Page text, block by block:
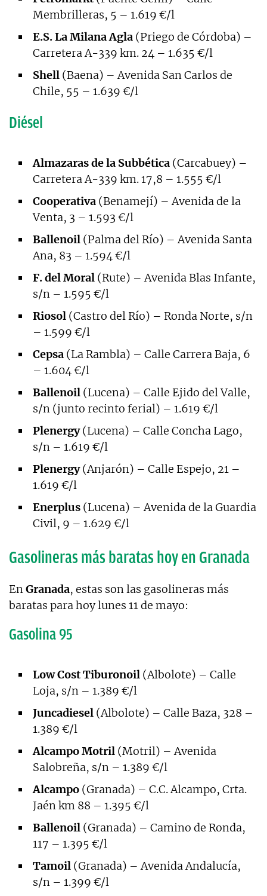
Membrilleras, 5 – 1.619 €/l
E.S. La Milana Agla (Priego de Córdoba) –
Carretera A-339 km. 24 – 1.635 €/l
Shell (Baena) – Avenida San Carlos de
Chile, 55 – 1.639 €/l
Diésel
Almazaras de la Subbética (Carcabuey) –
Carretera A-339 km. 17,8 – 1.555 €/l
Cooperativa (Benamejí) – Avenida de la
Venta, 3 – 1.593 €/l
Ballenoil (Palma del Río) – Avenida Santa
Ana, 83 – 1.594 €/l
F. del Moral (Rute) – Avenida Blas Infante,
s/n – 1.595 €/l
Riosol (Castro del Río) – Ronda Norte, s/n
– 1.599 €/l
Cepsa (La Rambla) – Calle Carrera Baja, 6
– 1.604 €/l
Ballenoil (Lucena) – Calle Ejido del Valle,
s/n (junto recinto ferial) – 1.619 €/l
Plenergy(Lucena) – Calle Concha Lago,
s/n – 1.619 €/l
Plenergy(Anjarón) – Calle Espejo, 21 –
1.619 €/l
Enerplus (Lucena) – Avenida de la Guardia
Civil, 9 – 1.629 €/l
Gasolineras más baratas hoy en Granada
EnGranada, estas son las gasolineras más
baratas para hoy lunes 11 de mayo:
Gasolina 95
Low Cost Tiburonoil (Albolote) – Calle
Loja, s/n – 1.389 €/l
Juncadiesel (Albolote) – Calle Baza, 328 –
1.389 €/l
Alcampo Motril (Motril) – Avenida
Salobreña, s/n – 1.389 €/l
Alcampo (Granada) – C.C. Alcampo, Crta.
Jaén km 88 – 1.395 €/l
Ballenoil (Granada) – Camino de Ronda,
117 – 1.395 €/l
Tamoil (Granada) – Avenida Andalucía,
s/n – 1.399 €/l